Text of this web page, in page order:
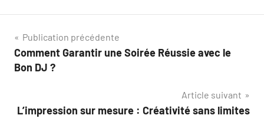
Navigation
de
Publication précédente
Comment Garantir une Soirée Réussie avec le
Bon DJ ?
Article suivant
L’impression sur mesure : Créativité sans limites